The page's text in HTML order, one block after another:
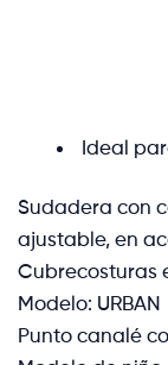
Ideal
Sudadera con
ajustable, en
Cubrecosturas
Modelo: URBAN
Punto canalé